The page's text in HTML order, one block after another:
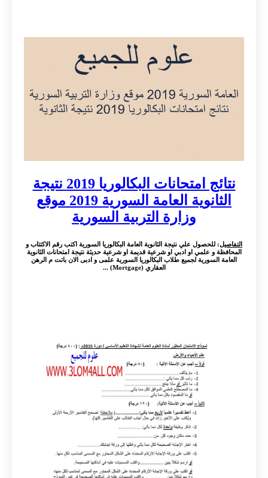
نتائج امتحانات البكالوريا 2019 نتيجة
الثانوية العامة السورية 2019 موقع
وزارة التربية السورية
التفاصيل: للحصول علي نتيجة الثانوية العامة البكالوريا السورية اكتب رقم الاكتتاب و
المحافظة و علمي او ادبي او شرعية قديمة او شرعية حديثة نتيجة امتحانات الثانوية
العامة السورية لجميع طلاب البكالوريا السورية علمى و ادبى الان باتت م الرهن
العقاري (Mortgage) ...